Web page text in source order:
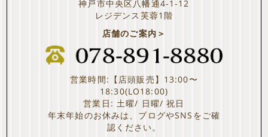
神戸市中央区八幡通4-1-12
レジデンス芙蓉1階
店舗のご案内＞
営業時間:【店頭販売】13:00〜
18:30(LO18:00)
営業日: 土曜/ 日曜/ 祝日
年末年始のお休みは、ブログやSNSをご確
認ください。